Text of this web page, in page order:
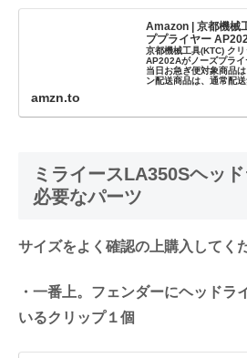
Amazon | 京都機械
ププライヤー
京都機械工具(KTC) ク
AP202Aがノーズプライ
当日お急ぎ便対象商品
ン配送商品は、通常配送
amzn.to
ミライースLA350Sヘッ
必要なパーツ
サイズをよく確認の上購入してく
・一番上。フェンダーにヘッドラ
いるクリップ１個